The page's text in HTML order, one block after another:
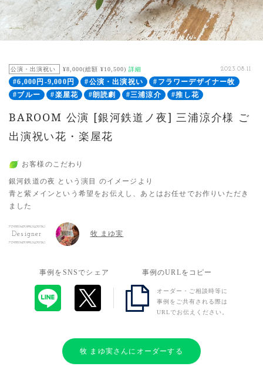
公演・出演祝い ¥8,000(総額 ¥10,500) 詳細 2023.08.11
#6,000円-9,000円 #公演・出演祝い
#フラワーデザイナー牧
#ブルー
#楽屋花 #朗読劇 #三浦涼介 #推し花
BAROOM 公演 [銀河鉄道ノ夜] 三浦涼介様 ご
出演祝い花・楽屋花
お客様のこだわり
銀河鉄道の夜 という演目 のイメージより
青と紫メインという希望をお伝えし、あとはお任せでお作りいただき
ました
Designer 牧 まゆ実
事例をSNSでシェア 事例のURLをコピー
オーダー・ご相談時等に
事例をご共有される際は
URLでお伝えください。
牧 まゆ実さんにオーダーする